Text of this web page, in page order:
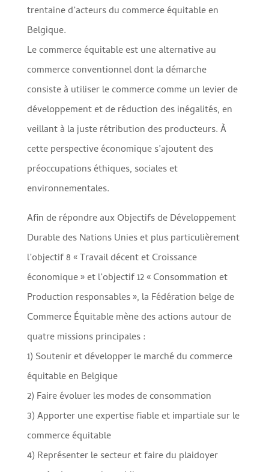
trentaine d’acteurs du commerce équitable en
Belgique.
Le commerce équitable est une alternative au
commerce conventionnel dont la démarche
consiste à utiliser le commerce comme un levier de
développement et de réduction des inégalités, en
veillant à la juste rétribution des producteurs. À
cette perspective économique s’ajoutent des
préoccupations éthiques, sociales et
environnementales.
Afin de répondre aux Objectifs de Développement
Durable des Nations Unies et plus particulièrement
l’objectif 8 « Travail décent et Croissance
économique » et l’objectif 12 « Consommation et
Production responsables », la Fédération belge de
Commerce Équitable mène des actions autour de
quatre missions principales :
1) Soutenir et développer le marché du commerce
équitable en Belgique
2) Faire évoluer les modes de consommation
3) Apporter une expertise fiable et impartiale sur le
commerce équitable
4) Représenter le secteur et faire du plaidoyer